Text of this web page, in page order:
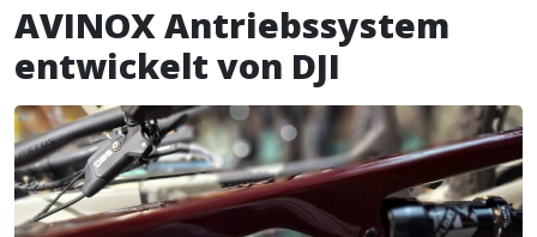
AVINOX Antriebssystem
entwickelt von DJI